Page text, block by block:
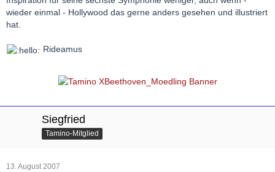
wieder einmal - Hollywood das gerne anders gesehen und illustriert
hat.
Rideamus
Siegfried
Tamino-Mitglied
13. August 2007